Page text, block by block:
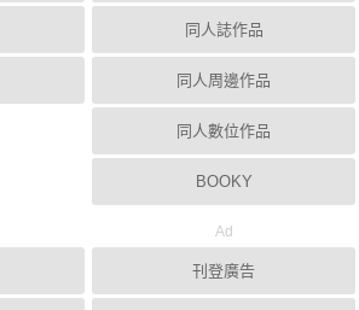
同人誌作品
同人周邊作品
同人數位作品
BOOKY
Ad
刊登廣告